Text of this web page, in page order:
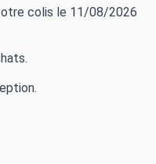
colis le 11/08/2026